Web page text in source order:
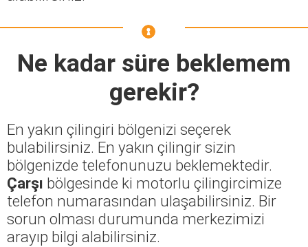
Ne kadar süre beklemem
gerekir?
En yakın çilingiri bölgenizi seçerek
bulabilirsiniz. En yakın çilingir sizin
bölgenizde telefonunuzu beklemektedir.
Çarşı bölgesinde ki motorlu çilingircimize
telefon numarasından ulaşabilirsiniz. Bir
sorun olması durumunda merkezimizi
arayıp bilgi alabilirsiniz.